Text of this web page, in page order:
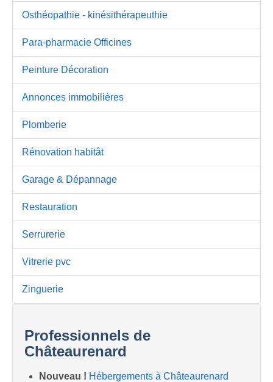
Osthéopathie - kinésithérapeuthie
Para-pharmacie Officines
Peinture Décoration
Annonces immobilières
Plomberie
Rénovation habitât
Garage & Dépannage
Restauration
Serrurerie
Vitrerie pvc
Zinguerie
Professionnels de
Châteaurenard
Nouveau ! Hébergements à Châteaurenard